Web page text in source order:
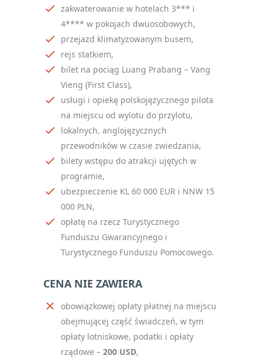
zakwaterowanie w hotelach 3*** i
4**** w pokojach dwuosobowych,
przejazd klimatyzowanym busem,
rejs statkiem,
bilet na pociąg Luang Prabang – Vang
Vieng (First Class),
usługi i opiekę polskojęzycznego pilota
na miejscu od wylotu do przylotu,
lokalnych, anglojęzycznych
przewodników w czasie zwiedzania,
bilety wstępu do atrakcji ujętych w
programie,
ubezpieczenie KL 60 000 EUR i NNW 15
000 PLN,
opłatę na rzecz Turystycznego
Funduszu Gwarancyjnego i
Turystycznego Funduszu Pomocowego.
CENA NIE ZAWIERA
obowiązkowej opłaty płatnej na miejscu
obejmującej część świadczeń, w tym
opłaty lotniskowe, podatki i opłaty
rządowe – 200 USD,